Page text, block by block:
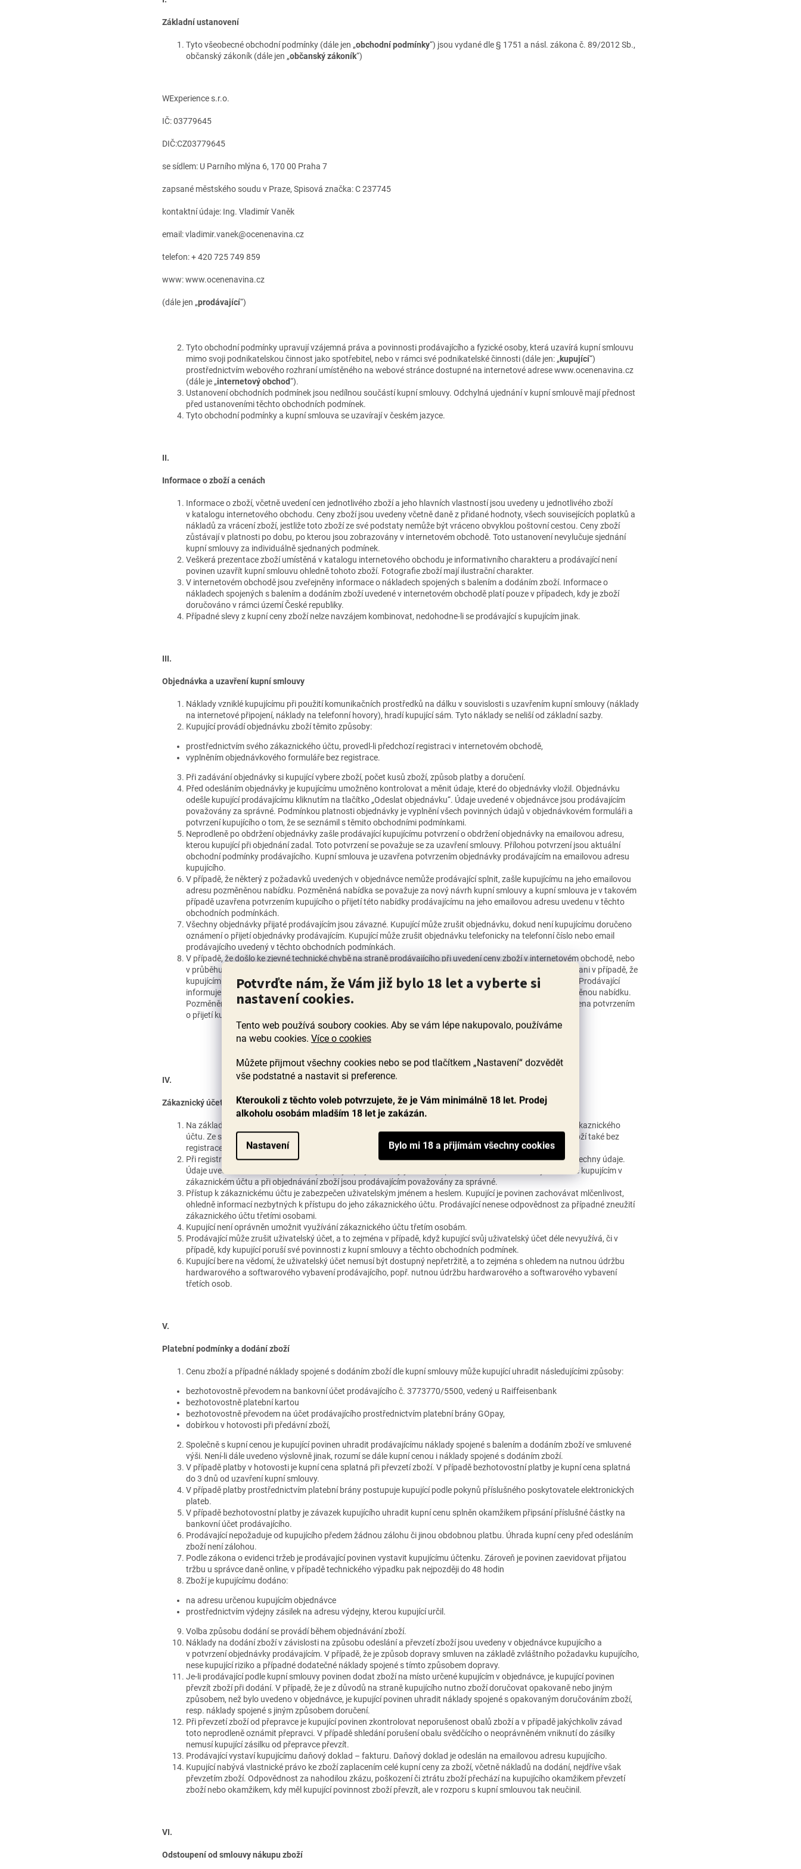
Potvrďte nám, že Vám již bylo 18 let a vyberte si
nastavení cookies.
Tento web používá soubory cookies. Aby se vám lépe nakupovalo, používáme
na webu cookies. Více o cookies
Můžete přijmout všechny cookies nebo se pod tlačítkem „Nastavení“ dozvědět
vše podstatné a nastavit si preference.
Kteroukoli z těchto voleb potvrzujete, že je Vám minimálně 18 let. Prodej
alkoholu osobám mladším 18 let je zakázán.
Nastavení
Základní ustanovení
Tyto všeobecné obchodní podmínky (dále jen „obchodní podmínky“) jsou vydané dle § 1751 a násl. zákona č. 89/2012 Sb.,
občanský zákoník (dále jen „občanský zákoník“)
WExperience s.r.o.
IČ: 03779645
DIČ:CZ03779645
se sídlem: U Parního mlýna 6, 170 00 Praha 7
zapsané městského soudu v Praze, Spisová značka: C 237745
kontaktní údaje: Ing. Vladimír Vaněk
email: vladimir.vanek@ocenenavina.cz
telefon: + 420 725 749 859
www: www.ocenenavina.cz
(dále jen „prodávající“)
Tyto obchodní podmínky upravují vzájemná práva a povinnosti prodávajícího a fyzické osoby, která uzavírá kupní smlouvu
mimo svoji podnikatelskou činnost jako spotřebitel, nebo v rámci své podnikatelské činnosti (dále jen: „kupující“)
prostřednictvím webového rozhraní umístěného na webové stránce dostupné na internetové adrese www.ocenenavina.cz
(dále je „internetový obchod“).
Ustanovení obchodních podmínek jsou nedílnou součástí kupní smlouvy. Odchylná ujednání v kupní smlouvě mají přednost
před ustanoveními těchto obchodních podmínek.
Tyto obchodní podmínky a kupní smlouva se uzavírají v českém jazyce.
II.
Informace o zboží a cenách
Informace o zboží, včetně uvedení cen jednotlivého zboží a jeho hlavních vlastností jsou uvedeny u jednotlivého zboží
v katalogu internetového obchodu. Ceny zboží jsou uvedeny včetně daně z přidané hodnoty, všech souvisejících poplatků a
nákladů za vrácení zboží, jestliže toto zboží ze své podstaty nemůže být vráceno obvyklou poštovní cestou. Ceny zboží
zůstávají v platnosti po dobu, po kterou jsou zobrazovány v internetovém obchodě. Toto ustanovení nevylučuje sjednání
kupní smlouvy za individuálně sjednaných podmínek.
Veškerá prezentace zboží umístěná v katalogu internetového obchodu je informativního charakteru a prodávající není
povinen uzavřít kupní smlouvu ohledně tohoto zboží. Fotografie zboží mají ilustrační charakter.
V internetovém obchodě jsou zveřejněny informace o nákladech spojených s balením a dodáním zboží. Informace o
nákladech spojených s balením a dodáním zboží uvedené v internetovém obchodě platí pouze v případech, kdy je zboží
doručováno v rámci území České republiky.
Případné slevy z kupní ceny zboží nelze navzájem kombinovat, nedohodne-li se prodávající s kupujícím jinak.
III.
Objednávka a uzavření kupní smlouvy
Náklady vzniklé kupujícímu při použití komunikačních prostředků na dálku v souvislosti s uzavřením kupní smlouvy (náklady
na internetové připojení, náklady na telefonní hovory), hradí kupující sám. Tyto náklady se neliší od základní sazby.
Kupující provádí objednávku zboží těmito způsoby:
prostřednictvím svého zákaznického účtu, provedl-li předchozí registraci v internetovém obchodě,
vyplněním objednávkového formuláře bez registrace.
Při zadávání objednávky si kupující vybere zboží, počet kusů zboží, způsob platby a doručení.
Před odesláním objednávky je kupujícímu umožněno kontrolovat a měnit údaje, které do objednávky vložil. Objednávku
odešle kupující prodávajícímu kliknutím na tlačítko „Odeslat objednávku“. Údaje uvedené v objednávce jsou prodávajícím
považovány za správné. Podmínkou platnosti objednávky je vyplnění všech povinných údajů v objednávkovém formuláři a
potvrzení kupujícího o tom, že se seznámil s těmito obchodními podmínkami.
Neprodleně po obdržení objednávky zašle prodávající kupujícímu potvrzení o obdržení objednávky na emailovou adresu,
kterou kupující při objednání zadal. Toto potvrzení se považuje se za uzavření smlouvy. Přílohou potvrzení jsou aktuální
obchodní podmínky prodávajícího. Kupní smlouva je uzavřena potvrzením objednávky prodávajícím na emailovou adresu
kupujícího.
V případě, že některý z požadavků uvedených v objednávce nemůže prodávající splnit, zašle kupujícímu na jeho emailovou
adresu pozměněnou nabídku. Pozměněná nabídka se považuje za nový návrh kupní smlouvy a kupní smlouva je v takovém
případě uzavřena potvrzením kupujícího o přijetí této nabídky prodávajícímu na jeho emailovou adresu uvedenu v těchto
obchodních podmínkách.
Všechny objednávky přijaté prodávajícím jsou závazné. Kupující může zrušit objednávku, dokud není kupujícímu doručeno
oznámení o přijetí objednávky prodávajícím. Kupující může zrušit objednávku telefonicky na telefonní číslo nebo email
prodávajícího uvedený v těchto obchodních podmínkách.
V případě, že došlo ke zjevné technické chybě na straně prodávajícího při uvedení ceny zboží v internetovém obchodě, nebo
v průběhu objednávání, není prodávající povinen dodat kupujícímu zboží za tuto zcela zjevně chybnou cenu ani v případě, že
kupujícímu bylo zasláno automatické potvrzení o obdržení objednávky podle těchto obchodních podmínek. Prodávající
informuje kupujícího o chybě bez zbytečného odkladu a zašle kupujícímu na jeho emailovou adresu pozměněnou nabídku.
Pozměněná nabídka se považuje za nový návrh kupní smlouvy a kupní smlouva je v takovém případě uzavřena potvrzením
o přijetí kupujícím na emailovou adresu prodávajícího.
IV.
Zákaznický účet
Na základě registrace kupujícího provedené v internetovém obchodě může kupující přistupovat do svého zákaznického
účtu. Ze svého zákaznického účtu může kupující provádět objednávání zboží. Kupující může objednávat zboží také bez
registrace.
Při registraci do zákaznického účtu a při objednávání zboží je kupující povinen uvádět správně a pravdivě všechny údaje.
Údaje uvedené v uživatelském účtu je kupující při jakékoliv jejich změně povinen aktualizovat. Údaje uvedené kupujícím v
zákaznickém účtu a při objednávání zboží jsou prodávajícím považovány za správné.
Přístup k zákaznickému účtu je zabezpečen uživatelským jménem a heslem. Kupující je povinen zachovávat mlčenlivost,
ohledně informací nezbytných k přístupu do jeho zákaznického účtu. Prodávající nenese odpovědnost za případné zneužití
zákaznického účtu třetími osobami.
Kupující není oprávněn umožnit využívání zákaznického účtu třetím osobám.
Prodávající může zrušit uživatelský účet, a to zejména v případě, když kupující svůj uživatelský účet déle nevyužívá, či v
případě, kdy kupující poruší své povinnosti z kupní smlouvy a těchto obchodních podmínek.
Kupující bere na vědomí, že uživatelský účet nemusí být dostupný nepřetržitě, a to zejména s ohledem na nutnou údržbu
hardwarového a softwarového vybavení prodávajícího, popř. nutnou údržbu hardwarového a softwarového vybavení
třetích osob.
V.
Platební podmínky a dodání zboží
Cenu zboží a případné náklady spojené s dodáním zboží dle kupní smlouvy může kupující uhradit následujícími způsoby:
bezhotovostně převodem na bankovní účet prodávajícího č. 3773770/5500, vedený u Raiffeisenbank
bezhotovostně platební kartou
bezhotovostně převodem na účet prodávajícího prostřednictvím platební brány GOpay,
dobírkou v hotovosti při předávní zboží,
Společně s kupní cenou je kupující povinen uhradit prodávajícímu náklady spojené s balením a dodáním zboží ve smluvené
výši. Není-li dále uvedeno výslovně jinak, rozumí se dále kupní cenou i náklady spojené s dodáním zboží.
V případě platby v hotovosti je kupní cena splatná při převzetí zboží. V případě bezhotovostní platby je kupní cena splatná
do 3 dnů od uzavření kupní smlouvy.
V případě platby prostřednictvím platební brány postupuje kupující podle pokynů příslušného poskytovatele elektronických
plateb.
V případě bezhotovostní platby je závazek kupujícího uhradit kupní cenu splněn okamžikem připsání příslušné částky na
bankovní účet prodávajícího.
Prodávající nepožaduje od kupujícího předem žádnou zálohu či jinou obdobnou platbu. Úhrada kupní ceny před odesláním
zboží není zálohou.
Podle zákona o evidenci tržeb je prodávající povinen vystavit kupujícímu účtenku. Zároveň je povinen zaevidovat přijatou
tržbu u správce daně online, v případě technického výpadku pak nejpozději do 48 hodin
Zboží je kupujícímu dodáno:
na adresu určenou kupujícím objednávce
prostřednictvím výdejny zásilek na adresu výdejny, kterou kupující určil.
Volba způsobu dodání se provádí během objednávání zboží.
Náklady na dodání zboží v závislosti na způsobu odeslání a převzetí zboží jsou uvedeny v objednávce kupujícího a
v potvrzení objednávky prodávajícím. V případě, že je způsob dopravy smluven na základě zvláštního požadavku kupujícího,
nese kupující riziko a případné dodatečné náklady spojené s tímto způsobem dopravy.
Je-li prodávající podle kupní smlouvy povinen dodat zboží na místo určené kupujícím v objednávce, je kupující povinen
převzít zboží při dodání. V případě, že je z důvodů na straně kupujícího nutno zboží doručovat opakovaně nebo jiným
způsobem, než bylo uvedeno v objednávce, je kupující povinen uhradit náklady spojené s opakovaným doručováním zboží,
resp. náklady spojené s jiným způsobem doručení.
Při převzetí zboží od přepravce je kupující povinen zkontrolovat neporušenost obalů zboží a v případě jakýchkoliv závad
toto neprodleně oznámit přepravci. V případě shledání porušení obalu svědčícího o neoprávněném vniknutí do zásilky
nemusí kupující zásilku od přepravce převzít.
Prodávající vystaví kupujícímu daňový doklad – fakturu. Daňový doklad je odeslán na emailovou adresu kupujícího.
Kupující nabývá vlastnické právo ke zboží zaplacením celé kupní ceny za zboží, včetně nákladů na dodání, nejdříve však
převzetím zboží. Odpovědnost za nahodilou zkázu, poškození či ztrátu zboží přechází na kupujícího okamžikem převzetí
zboží nebo okamžikem, kdy měl kupující povinnost zboží převzít, ale v rozporu s kupní smlouvou tak neučinil.
VI.
Odstoupení od smlouvy nákupu zboží